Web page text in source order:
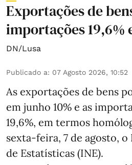
Exportações de
importações 19,6%
DN/Lusa
Publicado a: 07 Agosto 2026, 10:52
As exportações de bens
em junho 10% e as
19,6%, em termos
sexta-feira, 7 de agosto,
de Estatísticas (INE).